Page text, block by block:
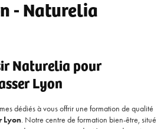
- Naturelia
Naturelia pour
Lyon
dédiés à vous offrir une formation de qualité
Lyon. Notre centre de formation bien-être, situé